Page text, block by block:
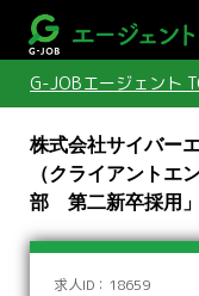
G-JOBエージェント
株式会社サイバー
（クライアントエ
部 第二新卒採用
求人ID：18659